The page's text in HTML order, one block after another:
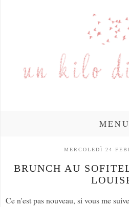
MENU
MERCOLEDÌ 24
BRUNCH AU
Ce n'est pas nouveau, si vous me